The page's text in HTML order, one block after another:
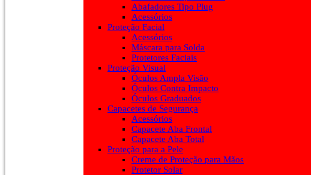
Abafadores Tipo Plug
Acessórios
Proteção Facial
Acessórios
Máscara para Solda
Protetores Faciais
Proteção Visual
Óculos Ampla Visão
Óculos Contra Impacto
Óculos Graduados
Capacetes de Segurança
Acessórios
Capacete Aba Frontal
Capacete Aba Total
Proteção para a Pele
Creme de Proteção para Mãos
Protetor Solar